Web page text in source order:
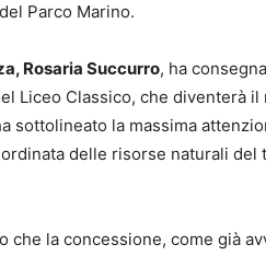
Parco Marino.
Rosaria Succurro, ha
Liceo Classico, che diventerà il
sottolineato la massima
delle risorse naturali del
la concessione, come già